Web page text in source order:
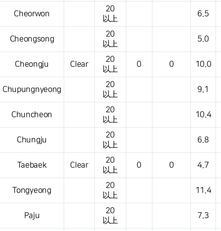
Cheorwon
20
以上
6.5
Cheongsong
20
以上
5.0
Cheongju Clear
20
以上
0 0 10.0
Chupungnyeong
20
以上
9.1
Chuncheon
20
以上
10.4
Chungju
20
以上
6.8
Taebaek Clear
20
以上
0 0 4.7
Tongyeong
20
以上
11.4
Paju
20
以上
7.3